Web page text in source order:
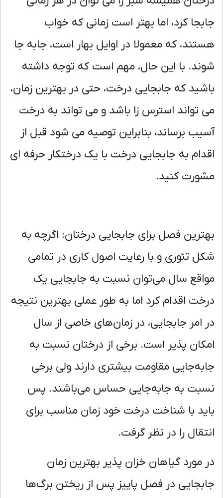
کرد، اما بهتر است زمانی که خواب
که معمولا در اوایل بهار است، جابه جا
با این حال، مهم است که توجه داشته
که جابجایی درخت، حتی در بهترین زمان،
تواند استرس زا باشد و می تواند به درخت
برساند، بنابراین توصیه می شود قبل از
به جابجایی درخت با یک درختکار حرفه ای
کنید.
فصل برای جابجایی درختان: اگرچه به
تئوری و با رعایت اصول کاری در تمامی
سال می‌توان نسبت به جابجایی یک
اقدام کرد اما به طور عملی بهترین نتیجه
امر جابجایی، در زمان‌های خاصی از سال
پذیر است. برخی از درختان نسبت به
مقاومت بیشتری دارند ولی برخی
به جابه‌جایی حساس می‌باشند. پس
با شناخت درخت خود زمان مناسب برای
را در نظر گرفت.
مورد گیاهان خزان پذیر بهترین زمان
در فصل پاییز پس از ریختن برگ‌ها